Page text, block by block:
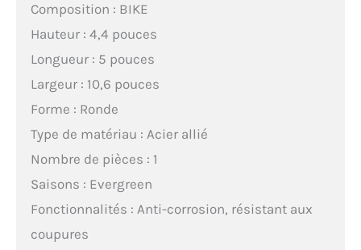
Composition : BIKE
Hauteur : 4,4 pouces
Longueur : 5 pouces
Largeur : 10,6 pouces
Forme : Ronde
Type de matériau : Acier allié
Nombre de pièces : 1
Saisons : Evergreen
Fonctionnalités : Anti-corrosion, résistant aux
coupures